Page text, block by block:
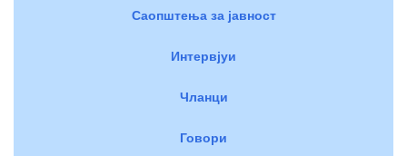
Саопштења за јавност
Интервјуи
Чланци
Говори